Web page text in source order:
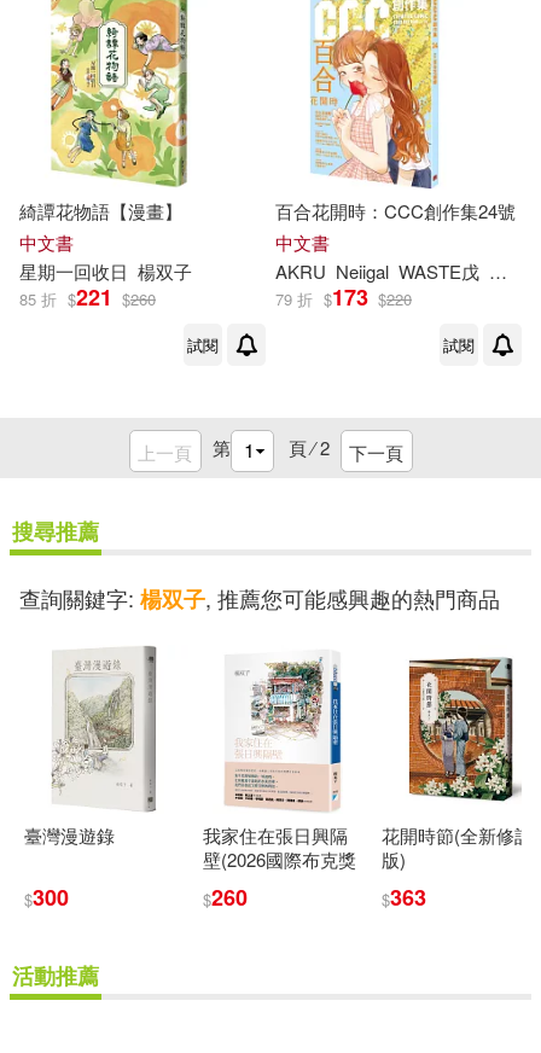
綺譚花物語【漫畫】
中文書
星期一回收日 楊双子
85 折 $221 $260
試閱
百合花開時：CCC創作集24號
中文書
AKRU Neiigal WASTE戊 凱子
79 折 $173 $220
試閱
上一頁 第 頁 ⁄2 下一頁
搜尋推薦
查詢關鍵字: 楊双子, 推薦您可能感興趣的熱門商品
臺灣漫遊錄
$300
我家住在張日興隔
壁(2026國際布克獎
生命書寫)
$260
花開時節(全新修訂
版)
$363
活動推薦